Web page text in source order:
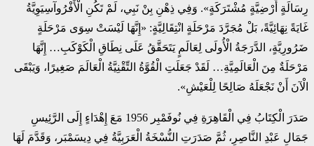
رِسَالَةٍ أَرْضِيَّةٍ مُشْتَرَكَةٍ». وَفِي ذِهْنِ بِنْ نَبِي، لَمْ تَكُنِ الْأَفْرُوآسِيَوِيَّةُ
غَايَةً نِهَائِيَّةً، بَلْ مُجَرَّدَ مَرْحَلَةٍ انْتِقَالِيَّةٍ: «إِنَّهَا لَيْسَتْ سِوَى مَرْحَلَةٍ
ضَرُورِيَّةٍ، الدَّرَجَةُ الْأُولَى لِعَالَمٍ يَتَحَقَّقُ عَلَى نِطَاقِ الْكَوْكَبِ… إِنَّهَا
مَرْحَلَةٌ مِنَ الْعَالَمِيَّةِ… لَقَدْ جَعَلَتِ الْقُوَّةُ التِّقْنِيَّةُ الْعَالَمَ صَغِيرًا، وَيَبْقَى
الْآنَ أَنْ نَجْعَلَهُ صَالِحًا لِلْعَيْشِ».
صَدَرَ الْكِتَابُ فِي الْقَاهِرَةِ فِي نُوفَمْبِر 1956 مَعَ إِهْدَاءٍ إِلَى الرَّئِيسِ
جَمَالِ عَبْدِ النَّاصِرِ، ثُمَّ صَدَرَتِ النُّسْخَةُ الْعَرَبِيَّةُ فِي دِيسَمْبَر، وَقَدَّمَ لَهَا